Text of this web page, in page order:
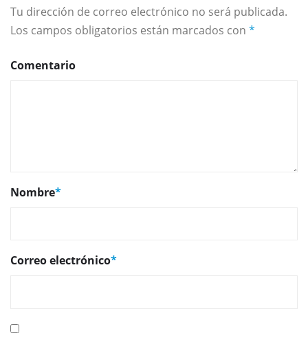
Tu dirección de correo electrónico no será publicada.
Los campos obligatorios están marcados con *
Comentario
Nombre*
Correo electrónico*